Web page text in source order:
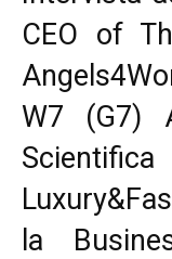
CEO of
W7 (G7)
la